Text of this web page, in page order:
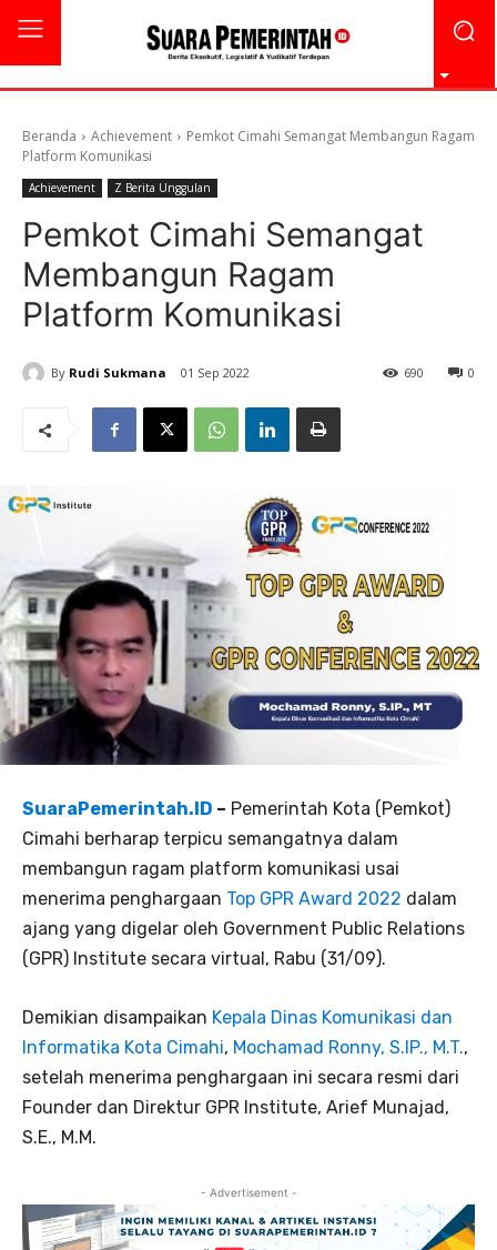
Beranda Achievement
Pemkot Cimahi Semangat Membangun Ragam
Platform Komunikasi
Achievement Z Berita Unggulan
Pemkot Cimahi Semangat
Membangun Ragam
Platform Komunikasi
By Rudi Sukmana 01 Sep 2022 0
690
SuaraPemerintah.ID – Pemerintah Kota (Pemkot)
Cimahi berharap terpicu semangatnya dalam
membangun ragam platform komunikasi usai
menerima penghargaan Top GPR Award 2022 dalam
ajang yang digelar oleh Government Public Relations
(GPR) Institute secara virtual, Rabu (31/09).
Demikian disampaikan Kepala Dinas Komunikasi dan
Informatika Kota Cimahi, Mochamad Ronny, S.IP., M.T.,
setelah menerima penghargaan ini secara resmi dari
Founder dan Direktur GPR Institute, Arief Munajad,
S.E., M.M.
- Advertisement -